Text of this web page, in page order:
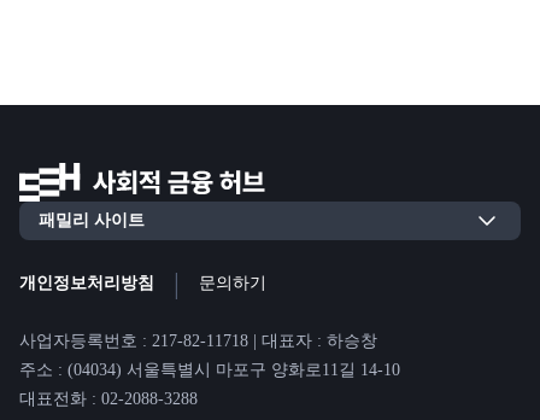
개인정보처리방침 | 문의하기
사업자등록번호 : 217-82-11718 | 대표자 : 하승창
주소 : (04034) 서울특별시 마포구 양화로11길 14-10
대표전화 : 02-2088-3288